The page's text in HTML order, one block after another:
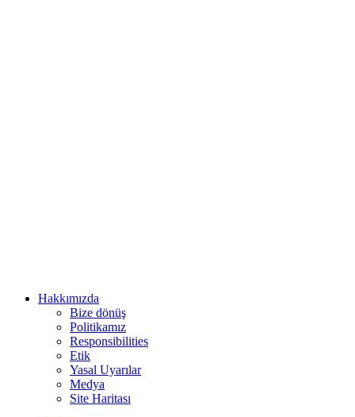
Hakkımızda
Bize dönüş
Politikamız
Responsibilities
Etik
Yasal Uyarılar
Medya
Site Haritası